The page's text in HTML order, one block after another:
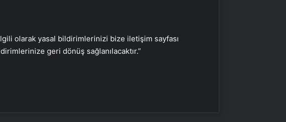
olarak yasal bildirimlerinizi bize iletişim sayfası
geri dönüş sağlanılacaktır.”
Ortopodoloji İle Diyabetik Ayak
Yarası Tedavisi